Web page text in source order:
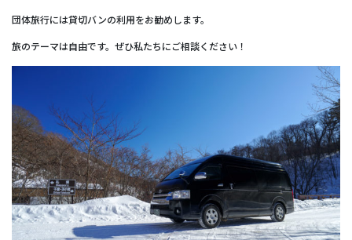
団体旅行には貸切バンの利用をお勧めします。
旅のテーマは自由です。ぜひ私たちにご相談ください！